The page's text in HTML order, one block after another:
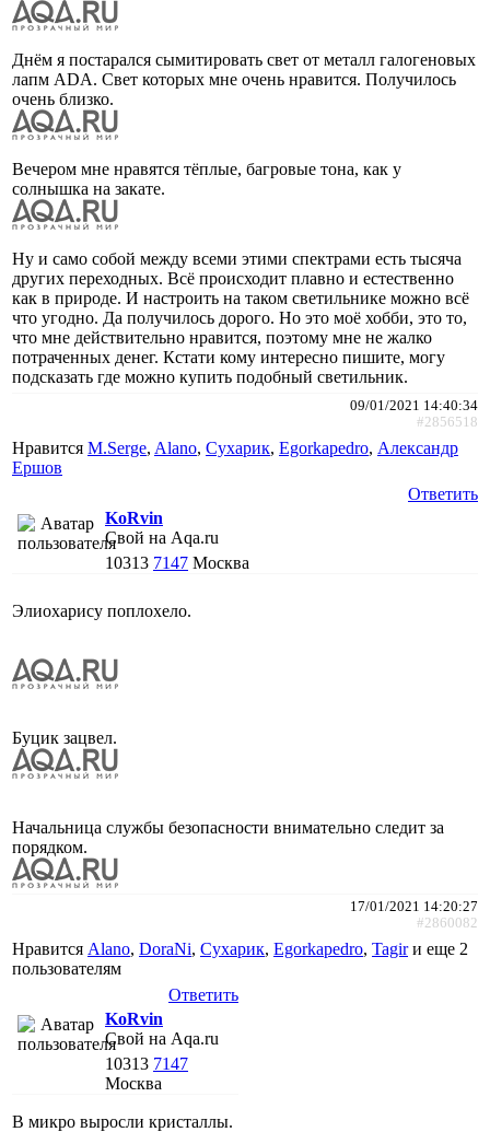
Днём я постарался сымитировать свет от металл галогеновых
лапм ADA. Свет которых мне очень нравится. Получилось
очень близко.
Вечером мне нравятся тёплые, багровые тона, как у
солнышка на закате.
Ну и само собой между всеми этими спектрами есть тысяча
других переходных. Всё происходит плавно и естественно
как в природе. И настроить на таком светильнике можно всё
что угодно. Да получилось дорого. Но это моё хобби, это то,
что мне действительно нравится, поэтому мне не жалко
потраченных денег. Кстати кому интересно пишите, могу
подсказать где можно купить подобный светильник.
09/01/2021 14:40:34
#2856518
Нравится M.Serge, Alano, Сухарик, Egorkapedro, Александр
Ершов
Ответить
KoRvin
Свой на Aqa.ru
10313 7147 Москва
Элиохарису поплохело.
Буцик зацвел.
Начальница службы безопасности внимательно следит за
порядком.
17/01/2021 14:20:27
#2860082
Нравится Alano, DoraNi, Сухарик, Egorkapedro, Tagirи еще 2
пользователям
Ответить
KoRvin
Свой на Aqa.ru
10313 7147
Москва
В микро выросли кристаллы.